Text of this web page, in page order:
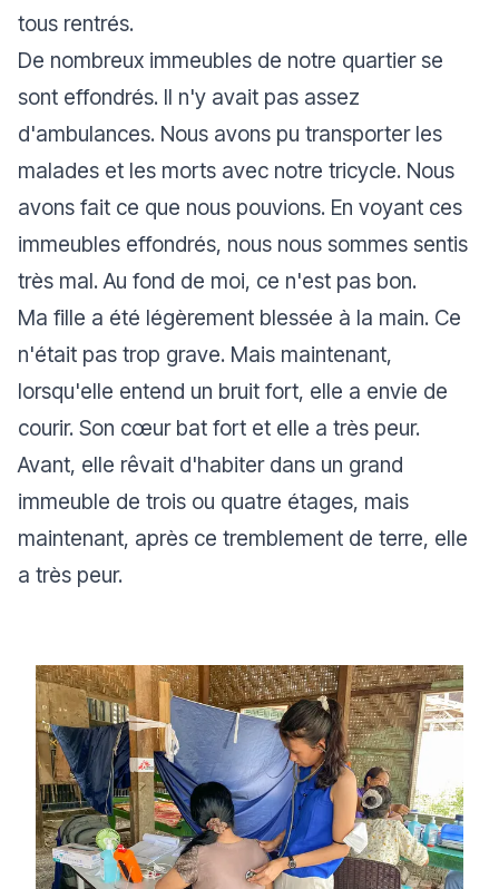
tous rentrés.
De nombreux immeubles de notre quartier se
sont effondrés. Il n'y avait pas assez
d'ambulances. Nous avons pu transporter les
malades et les morts avec notre tricycle. Nous
avons fait ce que nous pouvions. En voyant ces
immeubles effondrés, nous nous sommes sentis
très mal. Au fond de moi, ce n'est pas bon.
Ma fille a été légèrement blessée à la main. Ce
n'était pas trop grave. Mais maintenant,
lorsqu'elle entend un bruit fort, elle a envie de
courir. Son cœur bat fort et elle a très peur.
Avant, elle rêvait d'habiter dans un grand
immeuble de trois ou quatre étages, mais
maintenant, après ce tremblement de terre, elle
a très peur.